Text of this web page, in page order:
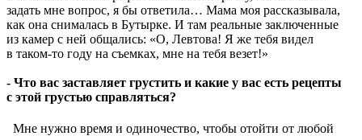
задать мне вопрос, я бы ответила… Мама моя рассказывала,
как она снималась в Бутырке. И там реальные заключенные
из камер с ней общались: «О, Левтова! Я же тебя видел
в таком-то году на съемках, мне на тебя везет!»
- Что вас заставляет грустить и какие у вас есть рецепты
с этой грустью справляться?
 Мне нужно время и одиночество, чтобы отойти от любой